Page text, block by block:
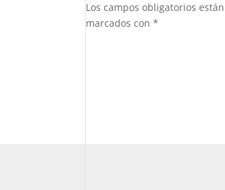
Los campos obligatorios están
marcados con*